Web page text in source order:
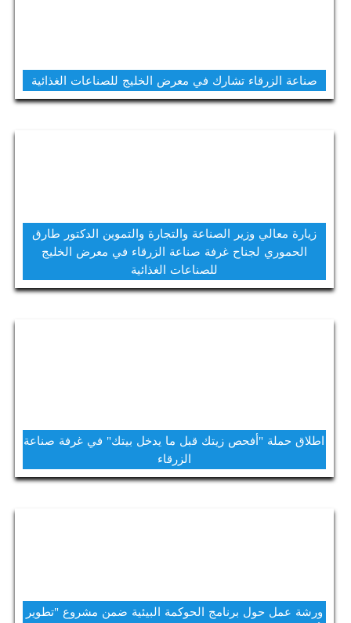
صناعة الزرقاء تشارك في معرض الخليج للصناعات الغذائية
زيارة معالي وزير الصناعة والتجارة والتموين الدكتور طارق
الحموري لجناح غرفة صناعة الزرقاء في معرض الخليج
للصناعات الغذائية
اطلاق حملة "أفحص زيتك قبل ما يدخل بيتك" في غرفة صناعة
الزرقاء
ورشة عمل حول برنامج الحوكمة البيئية ضمن مشروع "تطوير